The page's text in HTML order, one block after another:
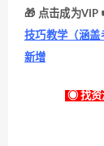
🎁 点击成为VIP
技巧教学（涵
新增
◉ 找资